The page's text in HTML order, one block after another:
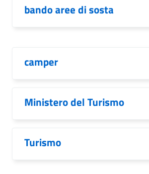
bando aree di sosta
camper
Ministero del Turismo
Turismo